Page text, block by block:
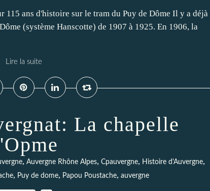
ans d'histoire sur le tram du Puy de Dôme Il y a déjà
(système Hanscotte) de 1907 à 1925. En 1906, la
Lire la suite
La chapelle
, Auvergne Rhône Alpes, Cpauvergne, Histoire d'Auvergne,
, Puy de dome, Papou Poustache, auvergne